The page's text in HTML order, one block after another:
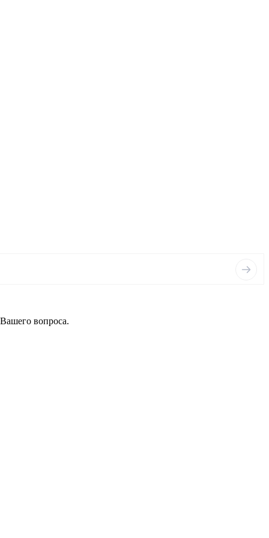
вопроса.